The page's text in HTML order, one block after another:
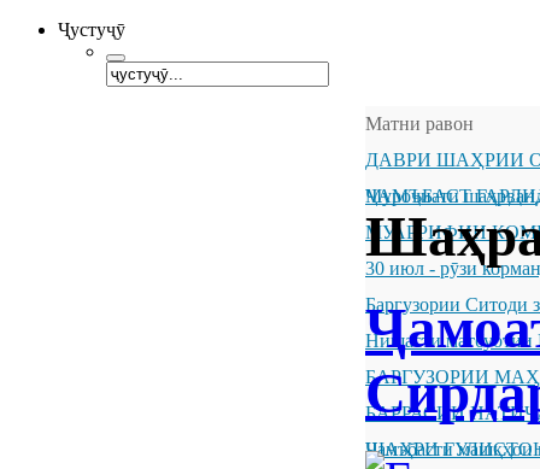
Ҷустуҷӯ
Матни равон
ДАВРИ ШАҲРИИ
ҶАМЪБАСТ
Муроҷиати
МУАРРИФИИ
30 июл - рӯзи
Баргузории Ситоди
Нишасти матбуотии
БАРГУЗОРИИ
БАРРАСИИ
ШАҲРИ
Ҷамъбасти машқҳои